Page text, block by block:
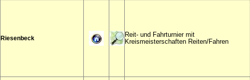
Riesenbeck
Reit- und Fahrturnier mit
Kreismeisterschaften Reiten/Fahren